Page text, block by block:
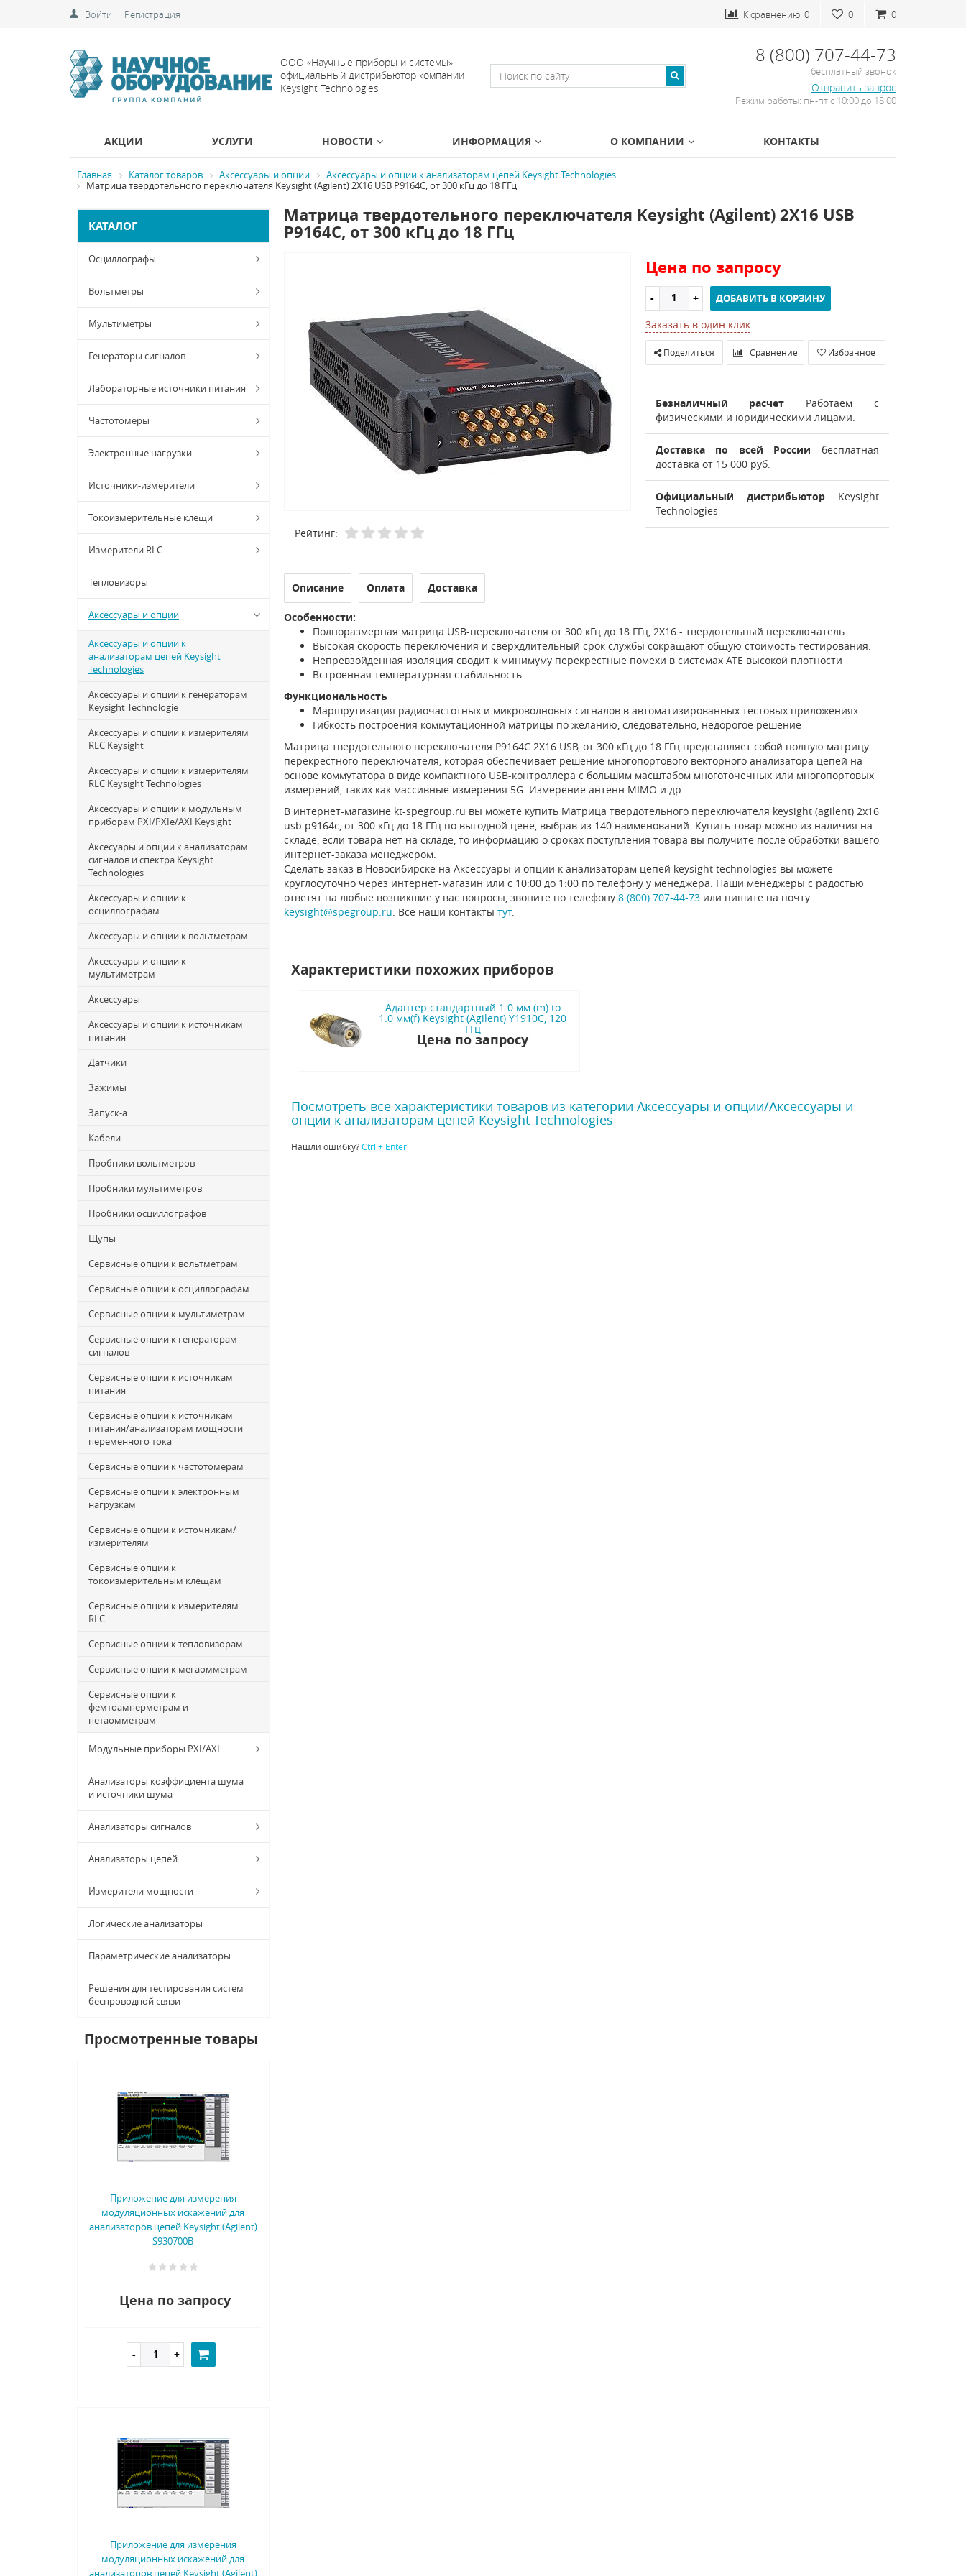
Войти Регистрация 0
0
К сравнению: 0
ООО «Научные приборы и системы» -
официальный дистрибьютор компании
Keysight Technologies
8 (800) 707-44-73
бесплатный звонок
Отправить запрос
Режим работы: пн-пт с 10:00 до 18:00
АКЦИИ УСЛУГИ НОВОСТИ ИНФОРМАЦИЯ О КОМПАНИИ КОНТАКТЫ
Главная Каталог товаров Аксессуары и опции
Аксессуары и опции к анализаторам цепей Keysight Technologies
Матрица твердотельного переключателя Keysight (Agilent) 2X16 USB P9164C, от 300 кГц до 18 ГГц
КАТАЛОГ
Осциллографы
Вольтметры
Мультиметры
Генераторы сигналов
Лабораторные источники питания
Частотомеры
Электронные нагрузки
Источники-измерители
Токоизмерительные клещи
Измерители RLC
Тепловизоры
Аксессуары и опции
Аксессуары и опции к
анализаторам цепей Keysight
Technologies
Аксессуары и опции к генераторам
Keysight Technologie
Аксессуары и опции к измерителям
RLC Keysight
Аксессуары и опции к измерителям
RLC Keysight Technologies
Аксессуары и опции к модульным
приборам PXI/PXIe/AXI Keysight
Аксесуары и опции к анализаторам
сигналов и спектра Keysight
Technologies
Аксессуары и опции к
осциллографам
Аксессуары и опции к вольтметрам
Аксессуары и опции к
мультиметрам
Аксессуары
Аксессуары и опции к источникам
питания
Датчики
Зажимы
Запуск-a
Кабели
Пробники вольтметров
Пробники мультиметров
Пробники осциллографов
Щупы
Сервисные опции к вольтметрам
Сервисные опции к осциллографам
Сервисные опции к мультиметрам
Сервисные опции к генераторам
сигналов
Сервисные опции к источникам
питания
Сервисные опции к источникам
питания/анализаторам мощности
переменного тока
Сервисные опции к частотомерам
Сервисные опции к электронным
нагрузкам
Сервисные опции к источникам/
измерителям
Сервисные опции к
токоизмерительным клещам
Сервисные опции к измерителям
RLC
Сервисные опции к тепловизорам
Сервисные опции к мегаомметрам
Сервисные опции к
фемтоамперметрам и
петаомметрам
Модульные приборы PXI/AXI
Анализаторы коэффициента шума
и источники шума
Анализаторы сигналов
Анализаторы цепей
Измерители мощности
Логические анализаторы
Параметрические анализаторы
Решения для тестирования систем
беспроводной связи
Просмотренные товары
Приложение для измерения
модуляционных искажений для
анализаторов цепей Keysight (Agilent)
S930700B
Цена по запросу
Приложение для измерения
модуляционных искажений для
анализаторов цепей Keysight (Agilent)
Матрица твердотельного переключателя Keysight (Agilent) 2X16 USB
P9164C, от 300 кГц до 18 ГГц
Рейтинг:
Цена по запросу
ДОБАВИТЬ В КОРЗИНУ
Заказать в один клик
Поделиться Сравнение Избранное
Безналичный расчет Работаем с
физическими и юридическими лицами.
Доставка по всей России бесплатная
доставка от 15 000 руб.
Официальный дистрибьюторKeysight
Technologies
Описание Оплата Доставка
Особенности:
Полноразмерная матрица USB-переключателя от 300 кГц до 18 ГГц, 2X16 - твердотельный переключатель
Высокая скорость переключения и сверхдлительный срок службы сокращают общую стоимость тестирования.
Непревзойденная изоляция сводит к минимуму перекрестные помехи в системах ATE высокой плотности
Встроенная температурная стабильность
Функциональность
Маршрутизация радиочастотных и микроволновых сигналов в автоматизированных тестовых приложениях
Гибкость построения коммутационной матрицы по желанию, следовательно, недорогое решение
Матрица твердотельного переключателя P9164C 2X16 USB, от 300 кГц до 18 ГГц представляет собой полную матрицу
перекрестного переключателя, которая обеспечивает решение многопортового векторного анализатора цепей на
основе коммутатора в виде компактного USB-контроллера с большим масштабом многоточечных или многопортовых
измерений, таких как массивные измерения 5G. Измерение антенн MIMO и др.
В интернет-магазине kt-spegroup.ru вы можете купить Матрица твердотельного переключателя keysight (agilent) 2x16
usb p9164c, от 300 кГц до 18 ГГц по выгодной цене, выбрав из 140 наименований. Купить товар можно из наличия на
складе, если товара нет на складе, то информацию о сроках поступления товара вы получите после обработки вашего
интернет-заказа менеджером.
Сделать заказ в Новосибирске на Аксессуары и опции к анализаторам цепей keysight technologies вы можете
круглосуточно через интернет-магазин или с 10:00 до 1:00 по телефону у менеджера. Наши менеджеры с радостью
ответят на любые возникшие у вас вопросы, звоните по телефону 8 (800) 707-44-73или пишите на почту
keysight@spegroup.ru . Все наши контакты тут.
Характеристики похожих приборов
Адаптер стандартный 1.0 мм (m) to
1.0 мм(f) Keysight (Agilent) Y1910C, 120
ГГц
Цена по запросу
Посмотреть все характеристики товаров из категории Аксессуары и опции/Аксессуары и
опции к анализаторам цепей Keysight Technologies
Нашли ошибку?Ctrl + Enter